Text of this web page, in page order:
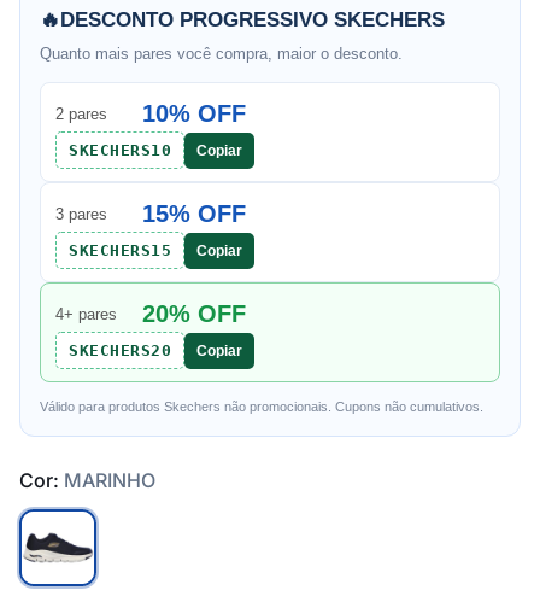
🔥DESCONTO PROGRESSIVO SKECHERS
Quanto mais pares você compra, maior o desconto.
2 pares 10% OFF
SKECHERS10 Copiar
3 pares 15% OFF
SKECHERS15 Copiar
4+ pares 20% OFF
SKECHERS20 Copiar
Válido para produtos Skechers não promocionais. Cupons não cumulativos.
Cor: MARINHO